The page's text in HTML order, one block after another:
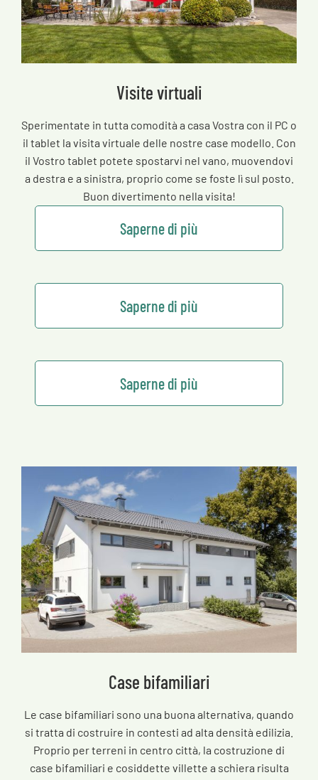
Visite virtuali
Sperimentate in tutta comodità a casa Vostra con il PC o
il tablet la visita virtuale delle nostre case modello. Con
il Vostro tablet potete spostarvi nel vano, muovendovi
a destra e a sinistra, proprio come se foste lì sul posto.
Buon divertimento nella visita!
Saperne di più
Saperne di più
Saperne di più
Case bifamiliari
Le case bifamiliari sono una buona alternativa, quando
si tratta di costruire in contesti ad alta densità edilizia.
Proprio per terreni in centro città, la costruzione di
case bifamiliari e cosiddette villette a schiera risulta